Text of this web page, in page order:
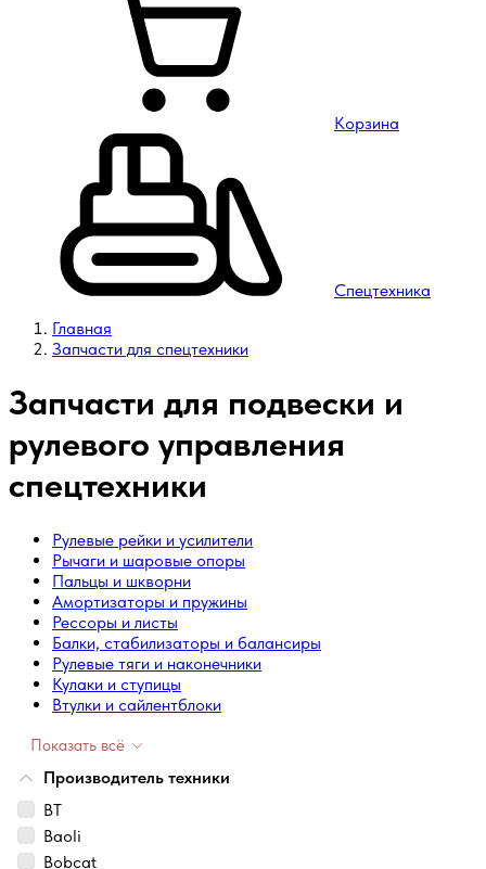
Корзина
Спецтехника
Главная
Запчасти для спецтехники
Запчасти для подвески и
рулевого управления
спецтехники
Рулевые рейки и усилители
Рычаги и шаровые опоры
Пальцы и шкворни
Амортизаторы и пружины
Рессоры и листы
Балки, стабилизаторы и балансиры
Рулевые тяги и наконечники
Кулаки и ступицы
Втулки и сайлентблоки
Показать всё
Производитель техники
BT
Baoli
Bobcat